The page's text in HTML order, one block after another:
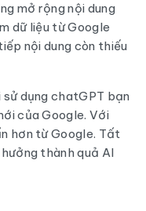
mở rộng nội dung
dữ liệu từ Google
nội dung còn thiếu
sử dụng chatGPT bạn
của Google. Với
hơn từ Google. Tất
thành quả AI